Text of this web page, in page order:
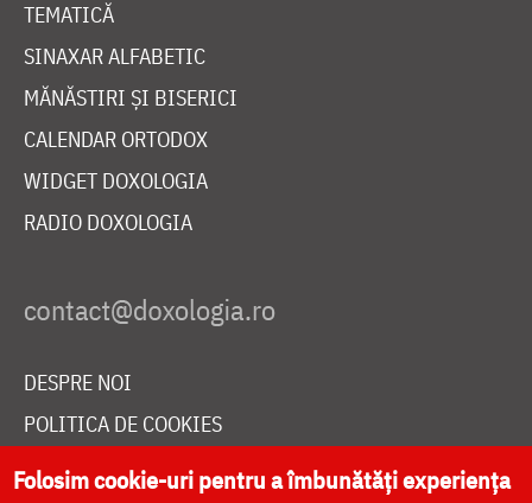
TEMATICĂ
SINAXAR ALFABETIC
MĂNĂSTIRI ȘI BISERICI
CALENDAR ORTODOX
WIDGET DOXOLOGIA
RADIO DOXOLOGIA
DESPRE NOI
POLITICA DE COOKIES
DONEAZĂ ONLINE PENTRU CATEDRALA NAȚIONALĂ
Folosim cookie-uri pentru a îmbunătăți experiența